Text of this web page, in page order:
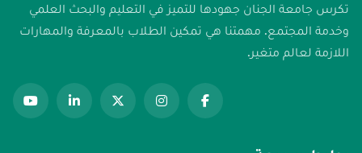
تكرس جامعة الجنان جهودها للتميز في التعليم والبحث العلمي
وخدمة المجتمع. مهمتنا هي تمكين الطلاب بالمعرفة والمهارات
اللازمة لعالم متغير.